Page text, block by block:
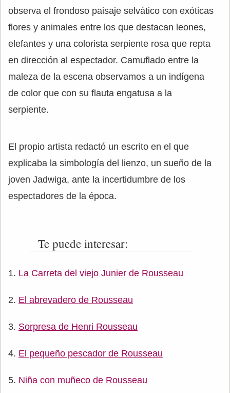
observa el frondoso paisaje selvático con exóticas
flores y animales entre los que destacan leones,
elefantes y una colorista serpiente rosa que repta
en dirección al espectador. Camuflado entre la
maleza de la escena observamos a un indígena
de color que con su flauta engatusa a la
serpiente.
El propio artista redactó un escrito en el que
explicaba la simbología del lienzo, un sueño de la
joven Jadwiga, ante la incertidumbre de los
espectadores de la época.
Te puede interesar:
La Carreta del viejo Junier de Rousseau
El abrevadero de Rousseau
Sorpresa de Henri Rousseau
El pequeño pescador de Rousseau
Niña con muñeco de Rousseau